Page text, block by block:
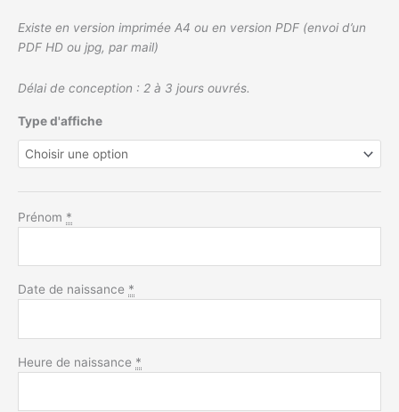
Existe en version imprimée A4 ou en version PDF (envoi d’un
PDF HD ou jpg, par mail)
Délai de conception : 2 à 3 jours ouvrés.
Type d'affiche
Prénom *
Date de naissance *
Heure de naissance *